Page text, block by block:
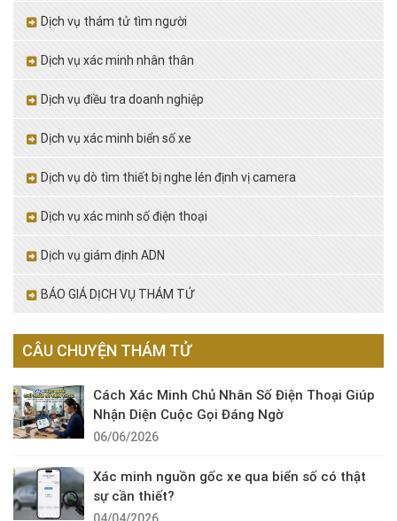
Dịch vụ thám tử tìm người
Dịch vụ xác minh nhân thân
Dịch vụ điều tra doanh nghiệp
Dịch vụ xác minh biển số xe
Dịch vụ dò tìm thiết bị nghe lén định vị camera
Dịch vụ xác minh số điện thoại
Dịch vụ giám định ADN
BÁO GIÁ DỊCH VỤ THÁM TỬ
CÂU CHUYỆN THÁM TỬ
Cách Xác Minh Chủ Nhân Số Điện Thoại Giúp
Nhận Diện Cuộc Gọi Đáng Ngờ
06/06/2026
Xác minh nguồn gốc xe qua biển số có thật
sự cần thiết?